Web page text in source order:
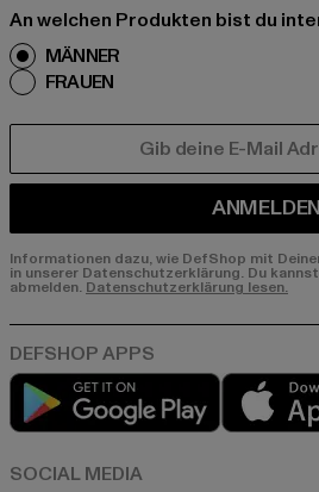
An welchen Produkten bist du
MÄNNER
FRAUEN
ANMELDEN
Informationen dazu, wie DefShop mit
in unserer Datenschutzerklärung. Du
abmelden. Datenschutzerklärung lesen.
Play